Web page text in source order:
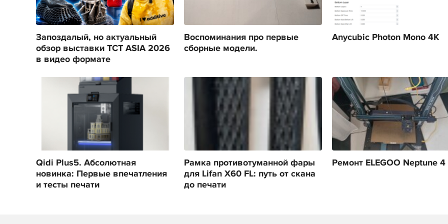
Запоздалый, но актуальный
обзор выставки TCT ASIA 2026
в видео формате
Воспоминания про первые
сборные модели.
Anycubic Photon Mono 4K
Qidi Plus5. Абсолютная
новинка: Первые впечатления
и тесты печати
Рамка противотуманной фары
для Lifan X60 FL: путь от скана
до печати
Ремонт ELEGOO Neptune 4